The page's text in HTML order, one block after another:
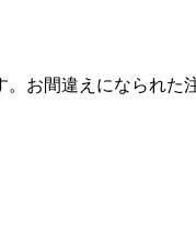
お間違えになられ